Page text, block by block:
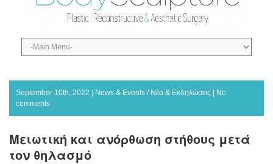
September 10th, 2022 | News & Events / Νέα & Εκδηλώσεις | No
comments
Μειωτική και ανόρθωση στήθους μετά
τον θηλασμό